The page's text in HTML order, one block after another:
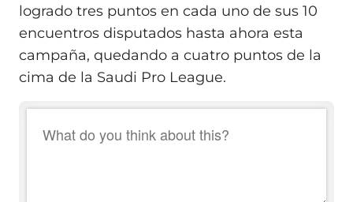
logrado tres puntos en cada uno de sus 10
encuentros disputados hasta ahora esta
campaña, quedando a cuatro puntos de la
cima de la Saudi Pro League.